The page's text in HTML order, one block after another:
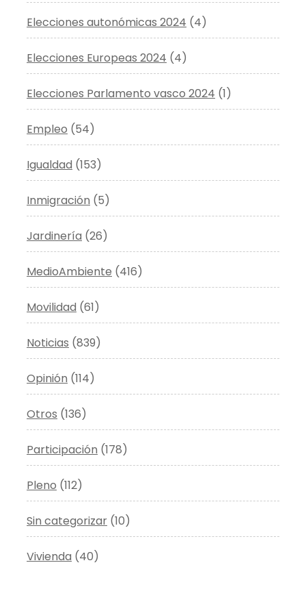
Elecciones autonómicas 2024 (4)
Elecciones Europeas 2024 (4)
Elecciones Parlamento vasco 2024 (1)
Empleo (54)
Igualdad (153)
Inmigración (5)
Jardinería (26)
MedioAmbiente (416)
Movilidad (61)
Noticias (839)
Opinión (114)
Otros (136)
Participación (178)
Pleno (112)
Sin categorizar (10)
Vivienda (40)